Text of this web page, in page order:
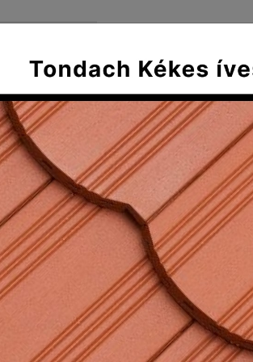
Mediterran
Plus